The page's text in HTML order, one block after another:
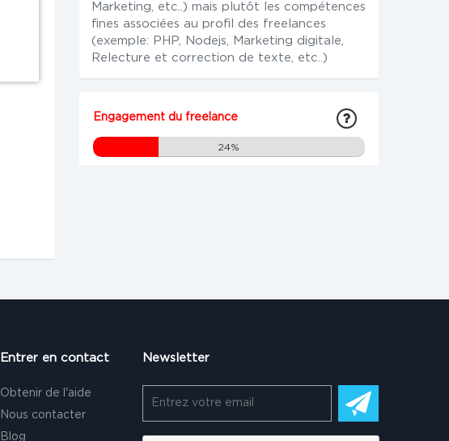
Marketing, etc..) mais plutôt les compétences
fines associées au profil des freelances
(exemple: PHP, Nodejs, Marketing digitale,
Relecture et correction de texte, etc..)
Engagement du freelance
24%
Entrer en contact
Obtenir de l'aide
Nous contacter
Blog
Newsletter